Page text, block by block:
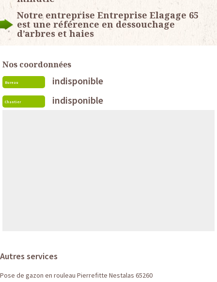
Notre entreprise Entreprise Elagage 65
est une référence en dessouchage
d’arbres et haies
Nos coordonnées
Bureau indisponible
Chantier indisponible
Autres services
Pose de gazon en rouleau Pierrefitte Nestalas 65260